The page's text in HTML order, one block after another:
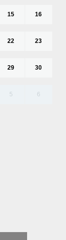
15 16
22 23
29 30
5 6